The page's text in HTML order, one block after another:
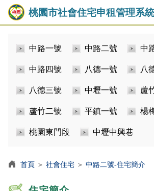
桃園市社會住宅申租管理系統
中路一號 中路二號 中
中路四號 八德一號 八
八德三號 中壢一號 蘆
蘆竹二號 平鎮一號 楊
桃園東門段 中壢中興巷
首頁 ＞ 社會住宅 ＞ 中路二號-住宅簡介